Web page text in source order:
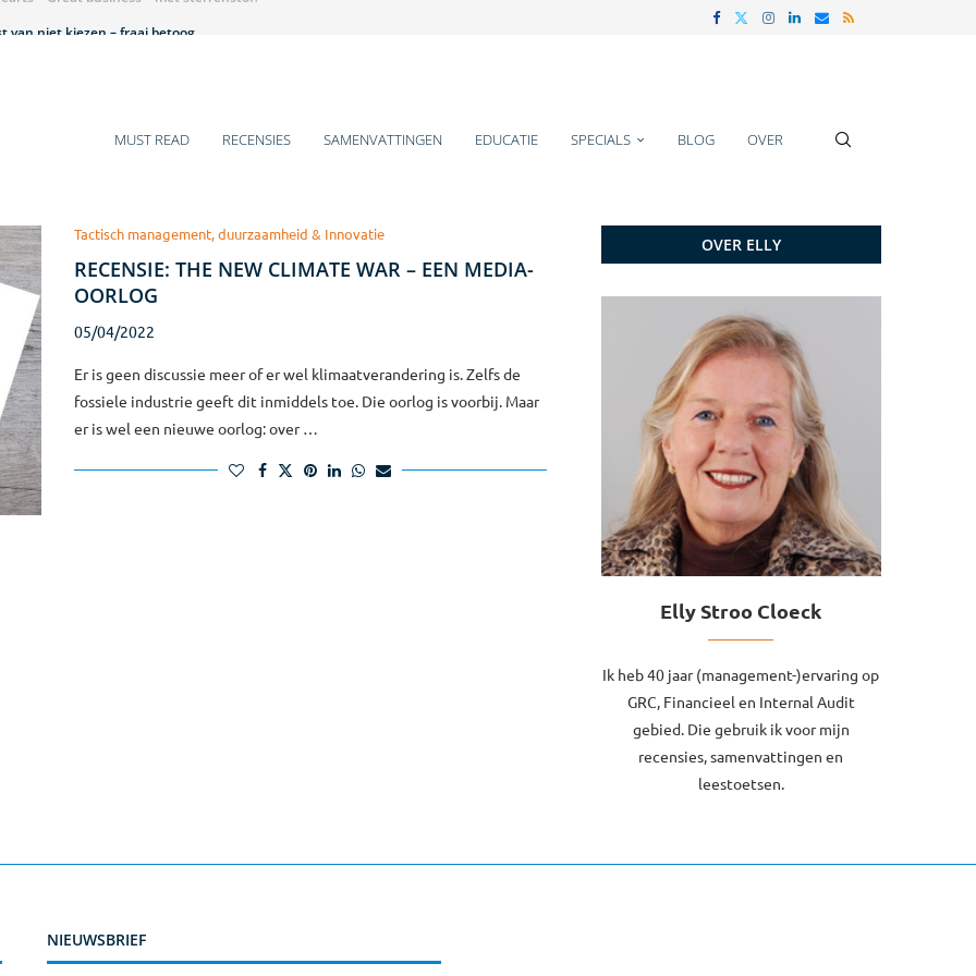
MUST READ RECENSIES SAMENVATTINGEN EDUCATIE SPECIALS BLOG OVER
Tactisch management, duurzaamheid & Innovatie
RECENSIE: THE NEW CLIMATE WAR – EEN MEDIA-
OORLOG
05/04/2022
Er is geen discussie meer of er wel klimaatverandering is. Zelfs de
fossiele industrie geeft dit inmiddels toe. Die oorlog is voorbij. Maar
er is wel een nieuwe oorlog: over …
OVER ELLY
Elly Stroo Cloeck
Ik heb 40 jaar (management-)ervaring op
GRC, Financieel en Internal Audit
gebied. Die gebruik ik voor mijn
recensies, samenvattingen en
leestoetsen.
NIEUWSBRIEF